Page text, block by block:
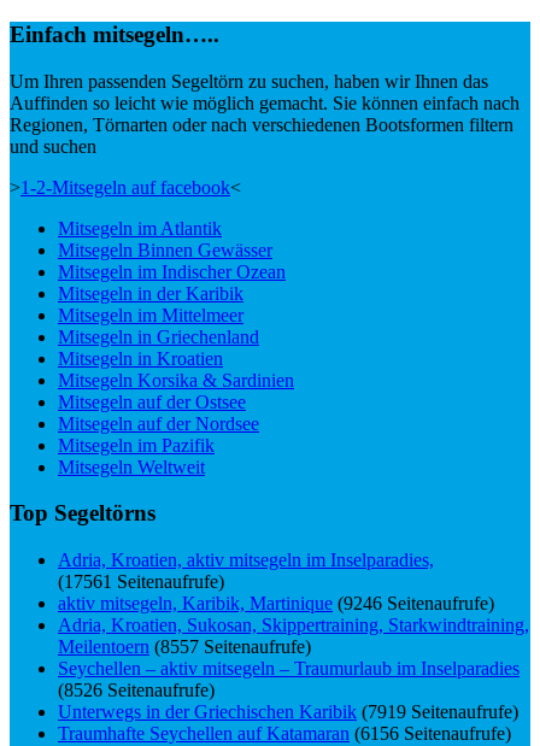
Einfach mitsegeln…..
Um Ihren passenden Segeltörn zu suchen, haben wir Ihnen das
Auffinden so leicht wie möglich gemacht. Sie können einfach nach
Regionen, Törnarten oder nach verschiedenen Bootsformen filtern
und suchen
>1-2-Mitsegeln auf facebook<
Mitsegeln im Atlantik
Mitsegeln Binnen Gewässer
Mitsegeln im Indischer Ozean
Mitsegeln in der Karibik
Mitsegeln im Mittelmeer
Mitsegeln in Griechenland
Mitsegeln in Kroatien
Mitsegeln Korsika & Sardinien
Mitsegeln auf der Ostsee
Mitsegeln auf der Nordsee
Mitsegeln im Pazifik
Mitsegeln Weltweit
Top Segeltörns
Adria, Kroatien, aktiv mitsegeln im Inselparadies,
(17561 Seitenaufrufe)
aktiv mitsegeln, Karibik, Martinique (9246 Seitenaufrufe)
Adria, Kroatien, Sukosan, Skippertraining, Starkwindtraining,
Meilentoern (8557 Seitenaufrufe)
Seychellen – aktiv mitsegeln – Traumurlaub im Inselparadies
(8526 Seitenaufrufe)
Unterwegs in der Griechischen Karibik (7919 Seitenaufrufe)
Traumhafte Seychellen auf Katamaran (6156 Seitenaufrufe)